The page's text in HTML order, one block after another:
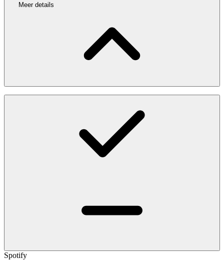
Meer details
Spotify